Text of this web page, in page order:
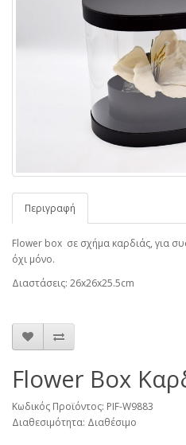
Περιγραφή
Flower box σε σχήμα καρδιάς, για
όχι μόνο.
Διαστάσεις: 26x26x25.5cm
Flower Box
Κωδικός Προϊόντος: PIF-W9883
Διαθεσιμότητα: Διαθέσιμο